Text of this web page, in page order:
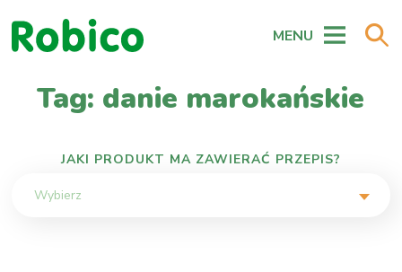
MENU
Tag: danie marokańskie
JAKI PRODUKT MA ZAWIERAĆ PRZEPIS?
Wybierz